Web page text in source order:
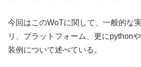
今回はこのWoTに関して、一般的な
リ、プラットフォーム、更にpython
装例について述べている。